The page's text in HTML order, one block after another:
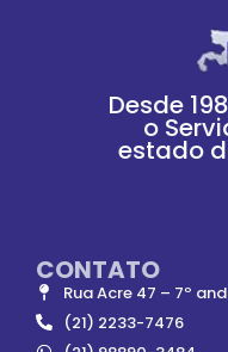
Desde
o
estado
CONTATO
Rua Acre 47 – 7º
(21) 2233-7476